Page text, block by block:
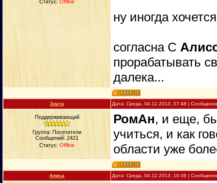
Статус: Offline
ну иногда
согласна С
прорабатывать
далека...
Злата Дата: Среда, 04.12.2013, 07:48 |
Поддерживающий
Группа: Посетители
Сообщений: 2421
Статус: Offline
РомАн, и еще,
учиться, и как
области уже
Алиса Дата: Среда, 04.12.2013, 10:36 |